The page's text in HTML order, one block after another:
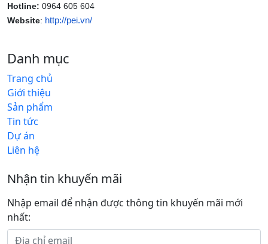
Hotline: 0964 605 604
Website: http://pei.vn/
Danh mục
Trang chủ
Giới thiệu
Sản phẩm
Tin tức
Dự án
Liên hệ
Nhận tin khuyến mãi
Nhập email để nhận được thông tin khuyến mãi mới
nhất: